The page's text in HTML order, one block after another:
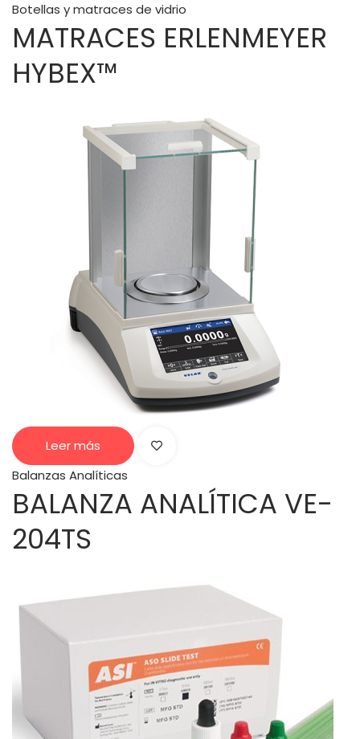
Botellas y matraces de vidrio
MATRACES ERLENMEYER
HYBEX™
Leer más
Balanzas Analíticas
BALANZA ANALÍTICA VE-
204TS